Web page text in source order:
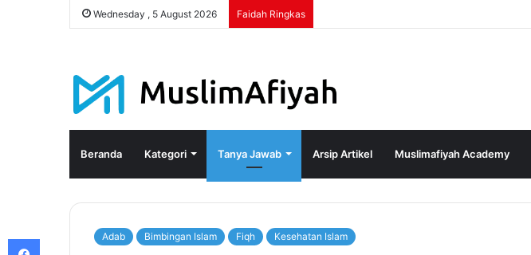
Wednesday , 5 August 2026 Faidah Ringkas
Beranda Kategori Tanya Jawab Arsip Artikel Muslimafiyah Academy
Adab Bimbingan Islam Fiqh Kesehatan Islam
Facebook